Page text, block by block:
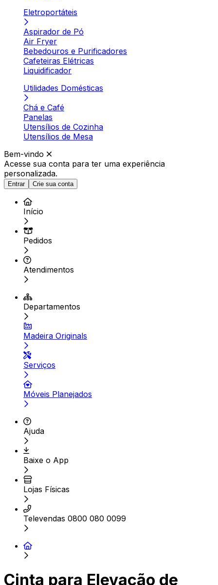
Eletroportáteis
Aspirador de Pó
Air Fryer
Bebedouros e Purificadores
Cafeteiras Elétricas
Liquidificador
Utilidades Domésticas
Chá e Café
Panelas
Utensílios de Cozinha
Utensílios de Mesa
Bem-vindo
Acesse sua conta para ter uma experiência
personalizada.
Entrar Crie sua conta
Início
Pedidos
Atendimentos
Departamentos
Madeira Originals
Serviços
Móveis Planejados
Ajuda
Baixe o App
Lojas Físicas
Televendas 0800 080 0099
Cinta para Elevação de